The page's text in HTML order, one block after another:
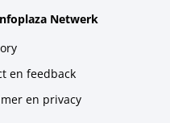
Netwerk
en feedback
en privacy